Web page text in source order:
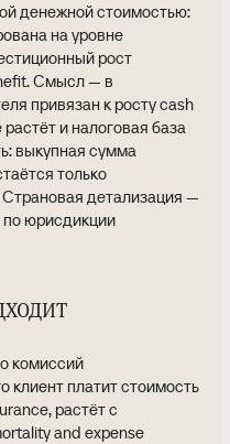
денежной стоимостью:
на уровне
рост
Смысл — в
привязан к росту cash
и налоговая база
выкупная сумма
только
Страновая детализация —
юрисдикции
комиссий
клиент платит стоимость
растёт с
and expense